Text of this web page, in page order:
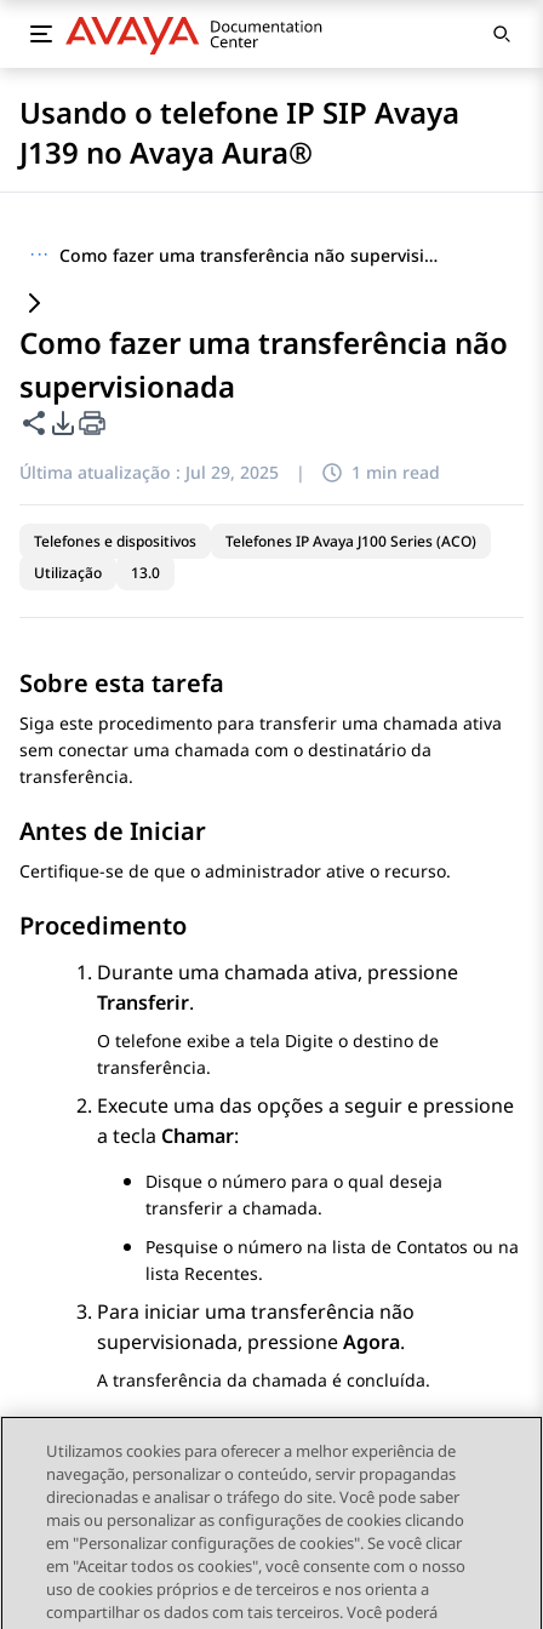
Usando o telefone IP SIP Avaya
J139 no Avaya Aura®
··· Como fazer uma transferência não supervisionada
Como fazer uma transferência não
supervisionada
Compartilhar esta página
Opções de exportação de PDF
Última atualização : Jul 29, 2025 | 1 min read
Telefones e dispositivos
Telefones IP Avaya J100 Series (ACO)
Utilização
13.0
Sobre esta tarefa
Siga este procedimento para transferir uma chamada ativa
sem conectar uma chamada com o destinatário da
transferência.
Antes de Iniciar
Certifique-se de que o administrador ative o recurso.
Procedimento
Durante uma chamada ativa, pressione
Transferir.
O telefone exibe a tela Digite o destino de
transferência.
Execute uma das opções a seguir e pressione
a tecla Chamar:
Disque o número para o qual deseja
transferir a chamada.
Pesquise o número na lista de Contatos ou na
lista Recentes.
Para iniciar uma transferência não
supervisionada, pressioneAgora.
A transferência da chamada é concluída.
Send Feedback
Tópico anterior Próximo tópico
Utilizamos cookies para oferecer a melhor experiência de
navegação, personalizar o conteúdo, servir propagandas
direcionadas e analisar o tráfego do site. Você pode saber
mais ou personalizar as configurações de cookies clicando
em "Personalizar configurações de cookies". Se você clicar
em "Aceitar todos os cookies", você consente com o nosso
uso de cookies próprios e de terceiros e nos orienta a
compartilhar os dados com tais terceiros. Você poderá